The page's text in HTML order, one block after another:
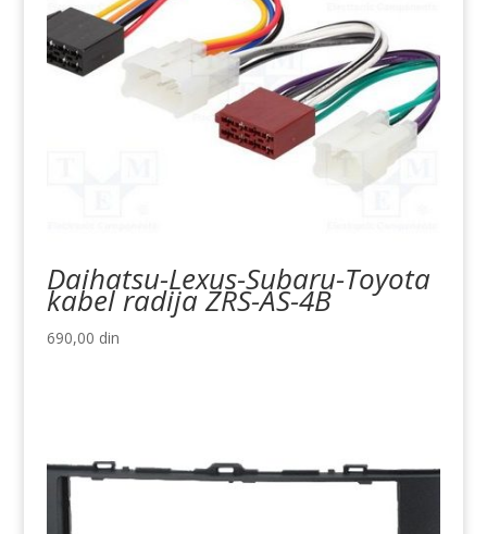
Daihatsu-Lexus-Subaru-Toyota
kabel radija ZRS-AS-4B
690,00 din